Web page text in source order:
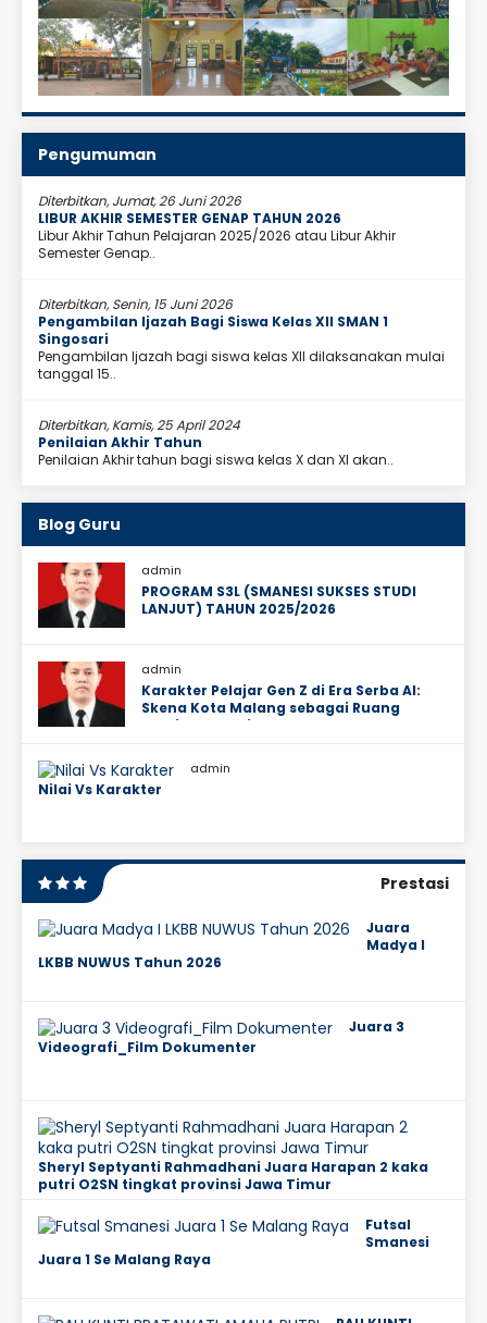
Pengumuman
Diterbitkan, Jumat, 26 Juni 2026
LIBUR AKHIR SEMESTER GENAP TAHUN 2026
Libur Akhir Tahun Pelajaran 2025/2026 atau Libur Akhir
Semester Genap..
Diterbitkan, Senin, 15 Juni 2026
Pengambilan Ijazah Bagi Siswa Kelas XII SMAN 1
Singosari
Pengambilan Ijazah bagi siswa kelas XII dilaksanakan mulai
tanggal 15..
Diterbitkan, Kamis, 25 April 2024
Penilaian Akhir Tahun
Penilaian Akhir tahun bagi siswa kelas X dan XI akan..
Blog Guru
admin
PROGRAM S3L (SMANESI SUKSES STUDI
LANJUT) TAHUN 2025/2026
admin
Karakter Pelajar Gen Z di Era Serba AI:
Skena Kota Malang sebagai Ruang
Ekosistem Sosial Mereka
admin
Nilai Vs Karakter
Prestasi
Juara
Madya I
LKBB NUWUS Tahun 2026
Juara 3
Videografi_Film Dokumenter
Sheryl Septyanti Rahmadhani Juara Harapan 2 kaka
putri O2SN tingkat provinsi Jawa Timur
Futsal
Smanesi
Juara 1 Se Malang Raya